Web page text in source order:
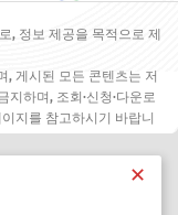
, 정보 제공을 목적으로 제
, 게시된 모든 콘텐츠는 저
하며, 조회·신청·다운로
지를 참고하시기 바랍니
✕